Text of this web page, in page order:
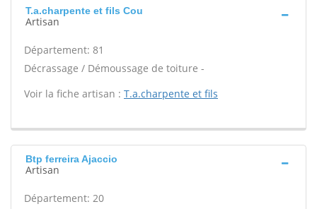
T.a.charpente et fils Cou
Artisan
Département: 81
Décrassage / Démoussage de toiture -
Voir la fiche artisan : T.a.charpente et fils
Btp ferreira Ajaccio
Artisan
Département: 20